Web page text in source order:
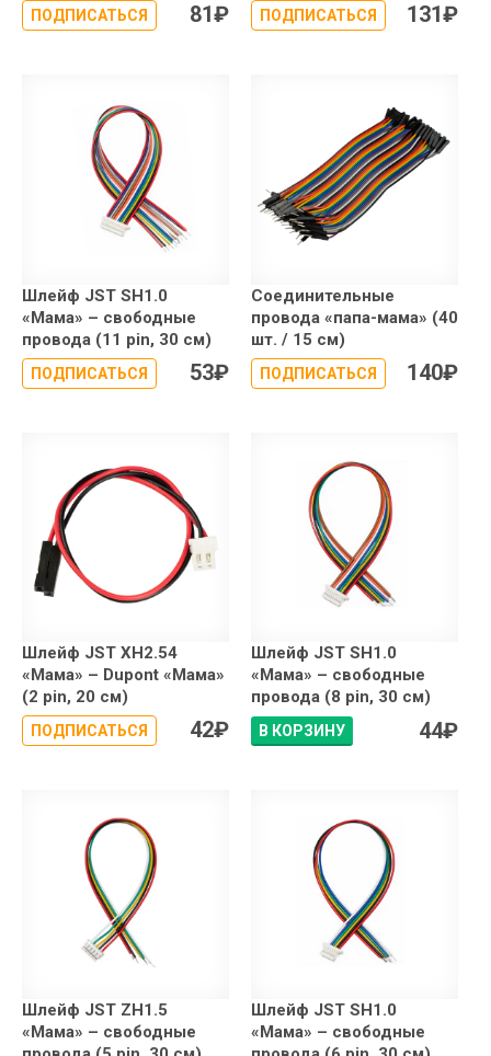
ПОДПИСАТЬСЯ 81₽ ПОДПИСАТЬСЯ 131₽
Шлейф JST SH1.0
«Мама» – свободные
провода (11 pin, 30 см)
ПОДПИСАТЬСЯ 53₽
Соединительные
провода «папа-мама» (40
шт. / 15 см)
ПОДПИСАТЬСЯ 140₽
Шлейф JST XH2.54
«Мама» – Dupont «Мама»
(2 pin, 20 см)
ПОДПИСАТЬСЯ 42₽
Шлейф JST SH1.0
«Мама» – свободные
провода (8 pin, 30 см)
В КОРЗИНУ 44₽
Шлейф JST ZH1.5
«Мама» – свободные
Шлейф JST SH1.0
«Мама» – свободные